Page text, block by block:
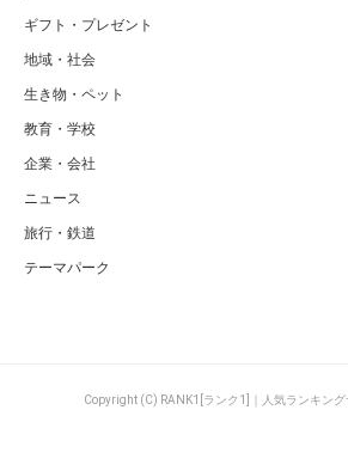
ギフト・プレゼント
地域・社会
生き物・ペット
教育・学校
企業・会社
ニュース
旅行・鉄道
テーマパーク
Copyright (C) RANK1[ランク1]｜人気ランキン